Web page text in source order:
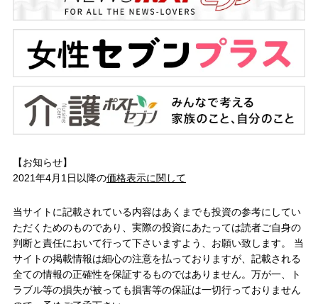
【お知らせ】
2021年4月1日以降の価格表示に関して
当サイトに記載されている内容はあくまでも投資の参考にしてい
ただくためのものであり、実際の投資にあたっては読者ご自身の
判断と責任において行って下さいますよう、お願い致します。 当
サイトの掲載情報は細心の注意を払っておりますが、記載される
全ての情報の正確性を保証するものではありません。万が一、ト
ラブル等の損失が被っても損害等の保証は一切行っておりません